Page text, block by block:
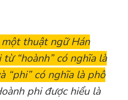
thuật ngữ Hán
“hoành” có nghĩa là
“phi” có nghĩa là phô
phi được hiểu là